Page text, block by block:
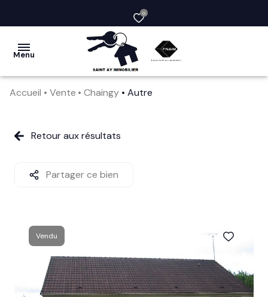
0
Menu
vendre
société
clients
contact
Accueil Vente Chaingy Autre
Retour aux résultats
Partager ce bien
Vendu